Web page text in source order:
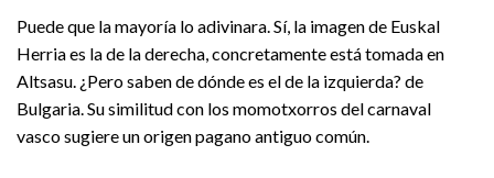
Puede que la mayoría lo adivinara. Sí, la imagen de Euskal
Herria es la de la derecha, concretamente está tomada en
Altsasu. ¿Pero saben de dónde es el de la izquierda? de
Bulgaria. Su similitud con los momotxorros del carnaval
vasco sugiere un origen pagano antiguo común.